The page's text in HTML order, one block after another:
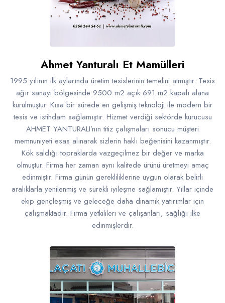
Ahmet Yanturalı Et Mamülleri
1995 yılının ilk aylarında üretim tesislerinin temelini atmıştır. Tesis
ağır sanayi bölgesinde 9500 m2 açık 691 m2 kapalı alana
kurulmuştur. Kısa bir sürede en gelişmiş teknoloji ile modern bir
tesis ve istihdam sağlamıştır. Hizmet verdiği sektörde kurucusu
AHMET YANTURALI’nın titiz çalışmaları sonucu müşteri
memnuniyeti esas alınarak sizlerin haklı beğenisini kazanmıştır.
Kök saldığı topraklarda vazgeçilmez bir değer ve marka
olmuştur. Firma her zaman aynı kalitede ürünü üretmeyi amaç
edinmiştir. Firma günün gerekliliklerine uygun olarak belirli
aralıklarla yenilenmiş ve sürekli iyileşme sağlamıştır. Yıllar içinde
ekip gençleşmiş ve geleceğe daha dinamik yatırımlar için
çalışmaktadır. Firma yetkilileri ve çalışanları, sağlığı ilke
edinmişlerdir.